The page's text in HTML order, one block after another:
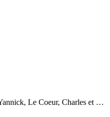
Le Coeur, Charles et …